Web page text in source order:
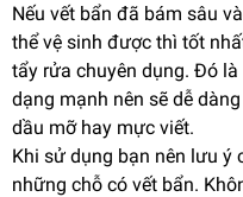
Nếu vết bẩn đã bám sâu
thể vệ sinh được thì tốt
tẩy rửa chuyên dụng. Đó
dạng mạnh nên sẽ dễ
dầu mỡ hay mực viết.
Khi sử dụng bạn nên lưu ý
những chỗ có vết bẩn.